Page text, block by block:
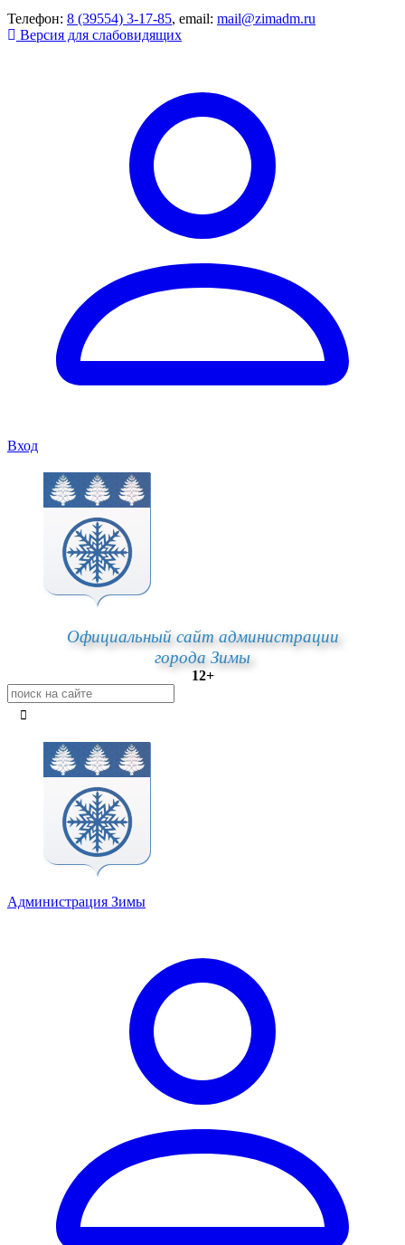
Телефон: 8 (39554) 3-17-85, email: mail@zimadm.ru
Версия для слабовидящих
Вход
Официальный сайт администрации
города Зимы
12+
Администрация Зимы